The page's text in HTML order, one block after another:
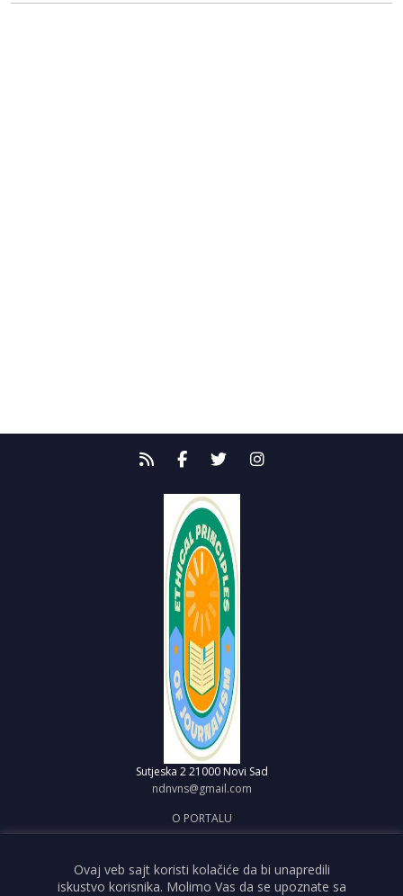
Sutjeska 2 21000 Novi Sad
ndnvns@gmail.com
O PORTALU
OBJAVI VEST
USLOVI KORIŠĆENJA
Ovaj veb sajt koristi kolačiće da bi unapredili
iskustvo korisnika. Molimo Vas da se upoznate sa